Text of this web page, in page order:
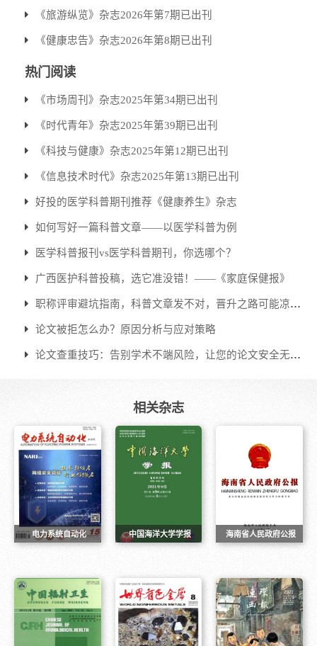
《旅游纵览》杂志2026年第7期已出刊
《健康忠告》杂志2026年第8期已出刊
热门阅读
《市场周刊》杂志2025年第34期已出刊
《时代青年》杂志2025年第39期已出刊
《科技与健康》杂志2025年第12期已出刊
《信息技术时代》杂志2025年第13期已出刊
好投的医学科普期刊推荐《健康养生》杂志
如何写好一篇科普文章——以医学科普为例
医学科普报刊vs医学科普期刊，你选哪个？
广西医护科普投稿，选它准没错！——《家庭保健报》
职称评审避坑指南，科普文章发不对，晋升之路可能凉
凉！论文被拒怎么办？原因分析与应对策略
论文查重技巧：告别学术不端风险，让您的论文安全无
相关杂志
电力系统自动化 中国海洋大学学报 海南省人民政府公报